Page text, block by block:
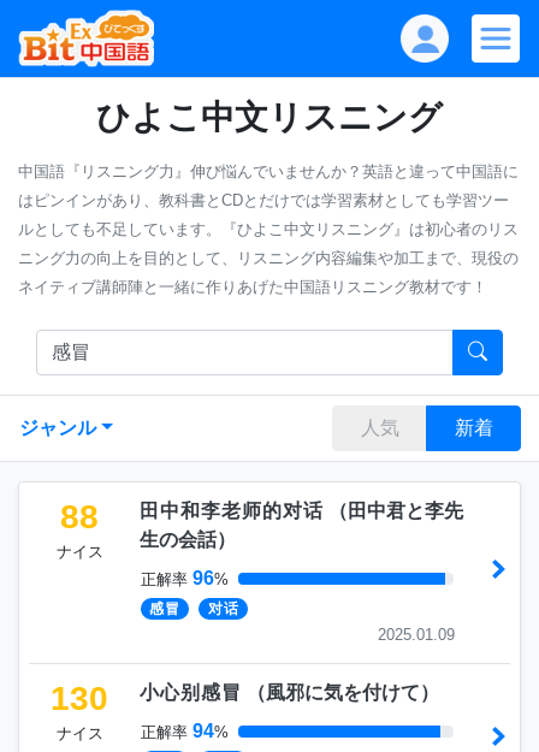
ひよこ中文リスニング
中国語『リスニング力』伸び悩んでいませんか？英語と違って中国語に
はピンインがあり、教科書とCDとだけでは学習素材としても学習ツー
ルとしても不足しています。『ひよこ中文リスニング』は初心者のリス
ニング力の向上を目的として、リスニング内容編集や加工まで、現役の
ネイティブ講師陣と一緒に作りあげた中国語リスニング教材です！
ジャンル 人気 新着
88
ナイス
田中和李老师的对话 （ 田中君と李先
生の会話）
正解率 96%
感冒 对话
2025.01.09
130
ナイス
小心别感冒 （風邪に気を付けて）
正解率 94%